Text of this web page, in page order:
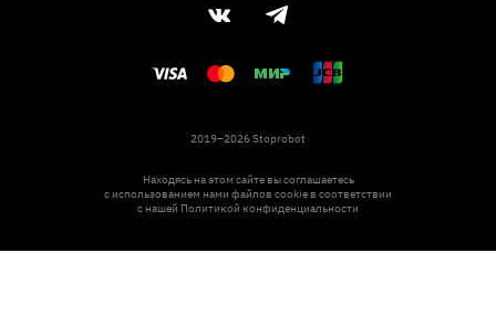
2019–2026 Stoprobot
Находясь на этом сайте вы соглашаетесь
с использованием нами файлов cookie в соответствии
с нашей Политикой конфиденциальности